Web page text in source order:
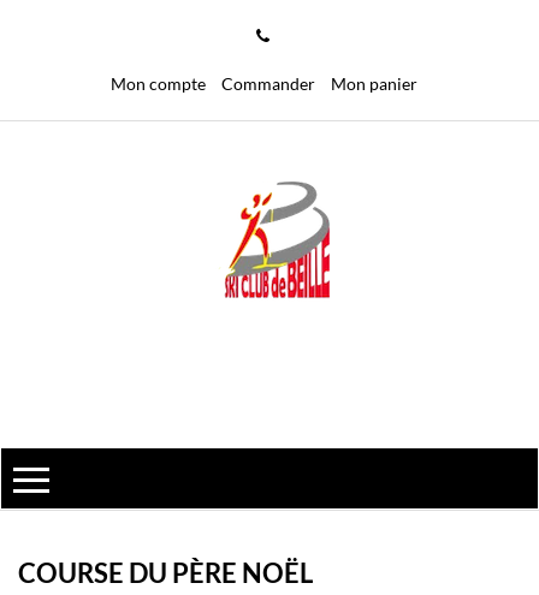
Mon compte Commander Mon panier
COURSE DU PÈRE NOËL